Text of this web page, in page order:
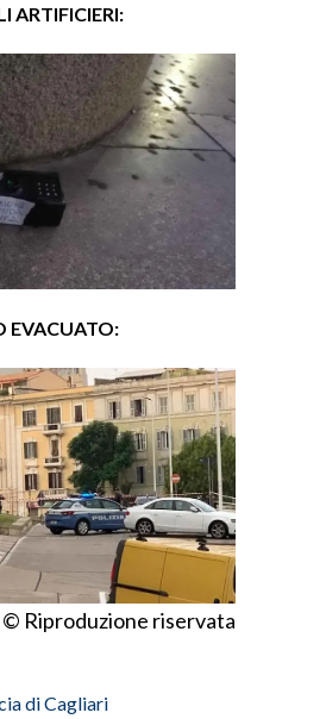
ARTIFICIERI:
EVACUATO:
© Riproduzione riservata
di Cagliari